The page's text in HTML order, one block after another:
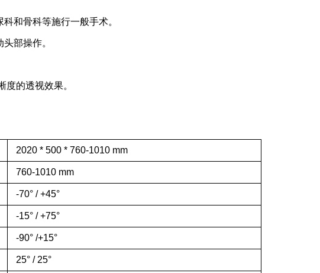
和骨科等施行一般手术。
部操作。
的透视效果。
2020 * 500 * 760-1010 mm
760-1010 mm
-70° / +45°
-15° / +75°
-90° /+15°
25° / 25°